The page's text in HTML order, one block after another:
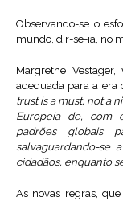
Observando-se o
mundo, dir-se-ia, no
Margrethe
adequada para a era
trust is a must, not a
Europeia de, com
padrões globais
salvaguardando-se
cidadãos, enquanto
As novas regras,